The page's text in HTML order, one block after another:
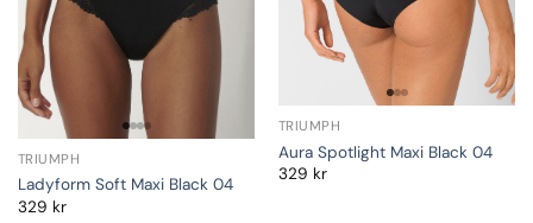
TRIUMPH
Ladyform Soft Maxi Black 04
329 kr
TRIUMPH
Aura Spotlight Maxi Black 04
329 kr